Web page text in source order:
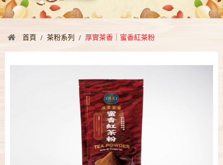
首頁 茶粉系列 厚實茶香｜蜜香紅茶粉